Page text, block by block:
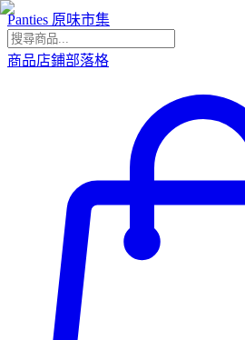
Panties 原味市集
商品店鋪部落格